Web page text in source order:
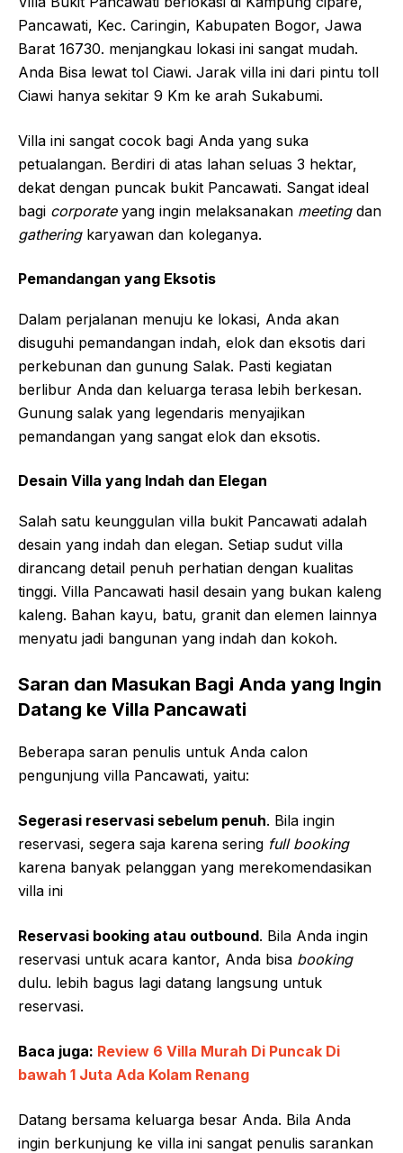
Pancawati, Kec. Caringin, Kabupaten Bogor, Jawa
Barat 16730. menjangkau lokasi ini sangat mudah.
Anda Bisa lewat tol Ciawi. Jarak villa ini dari pintu toll
Ciawi hanya sekitar 9 Km ke arah Sukabumi.
Villa ini sangat cocok bagi Anda yang suka
petualangan. Berdiri di atas lahan seluas 3 hektar,
dekat dengan puncak bukit Pancawati. Sangat ideal
bagi corporateyang ingin melaksanakan meetingdan
gatheringkaryawan dan koleganya.
Pemandangan yang Eksotis
Dalam perjalanan menuju ke lokasi, Anda akan
disuguhi pemandangan indah, elok dan eksotis dari
perkebunan dan gunung Salak. Pasti kegiatan
berlibur Anda dan keluarga terasa lebih berkesan.
Gunung salak yang legendaris menyajikan
pemandangan yang sangat elok dan eksotis.
Desain Villa yang Indah dan Elegan
Salah satu keunggulan villa bukit Pancawati adalah
desain yang indah dan elegan. Setiap sudut villa
dirancang detail penuh perhatian dengan kualitas
tinggi. Villa Pancawati hasil desain yang bukan kaleng
kaleng. Bahan kayu, batu, granit dan elemen lainnya
menyatu jadi bangunan yang indah dan kokoh.
Saran dan Masukan Bagi Anda yang Ingin
Datang ke Villa Pancawati
Beberapa saran penulis untuk Anda calon
pengunjung villa Pancawati, yaitu:
Segerasi reservasi sebelum penuh. Bila ingin
reservasi, segera saja karena sering full booking
karena banyak pelanggan yang merekomendasikan
villa ini
Reservasi booking atau outbound. Bila Anda ingin
reservasi untuk acara kantor, Anda bisa booking
dulu. lebih bagus lagi datang langsung untuk
reservasi.
Baca juga: Review 6 Villa Murah Di Puncak Di
bawah 1 Juta Ada Kolam Renang
Datang bersama keluarga besar Anda. Bila Anda
ingin berkunjung ke villa ini sangat penulis sarankan